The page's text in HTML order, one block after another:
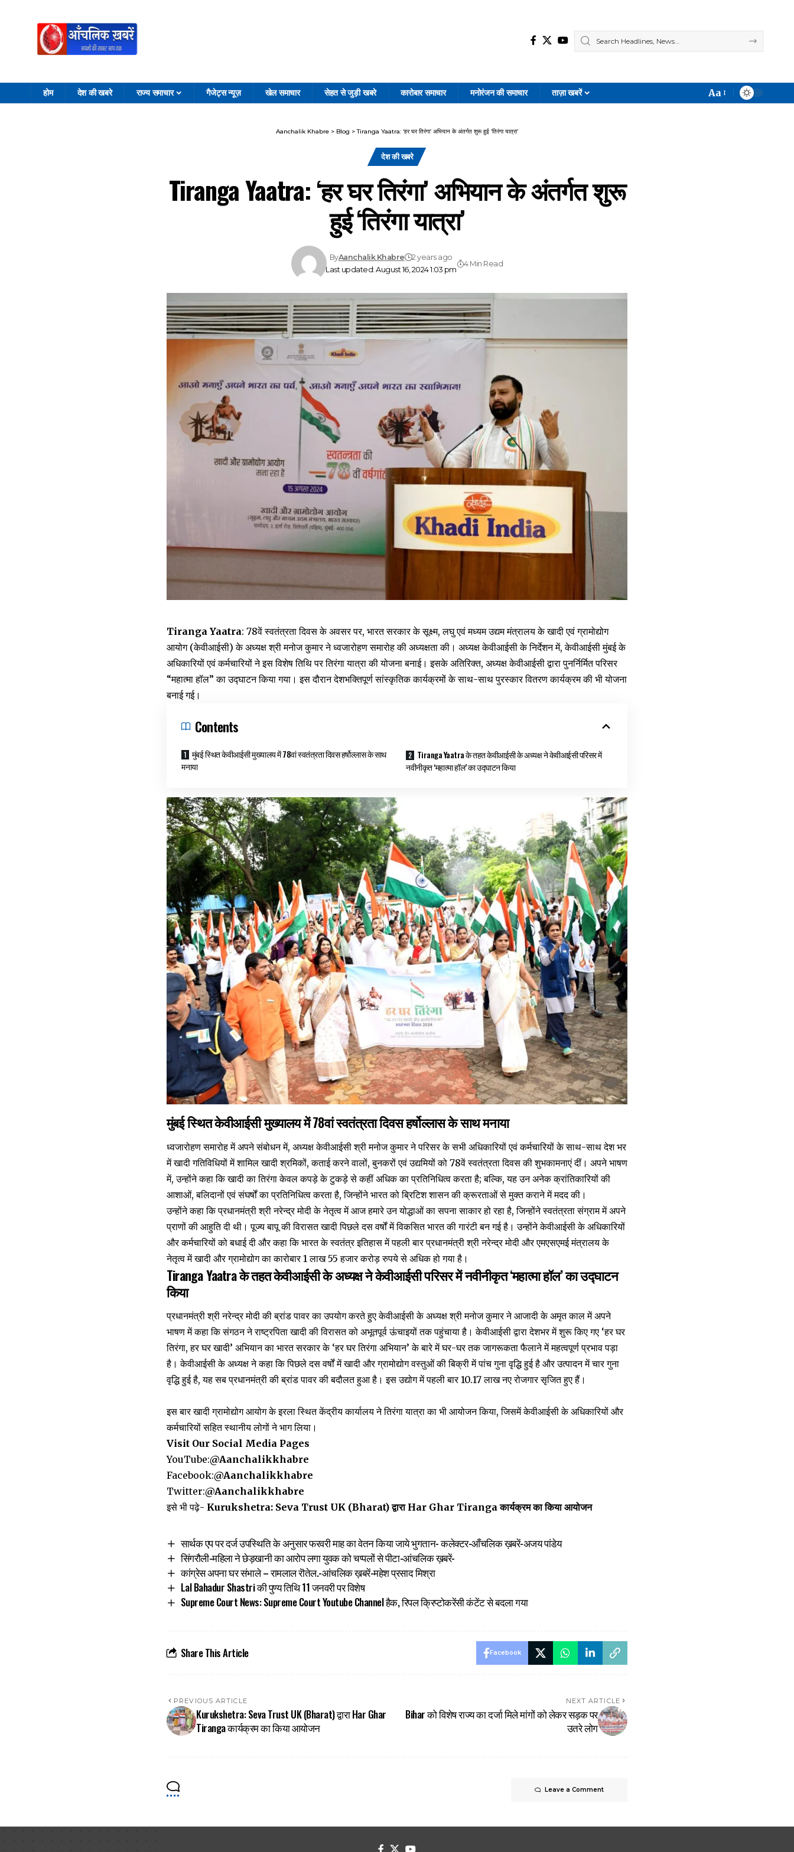
होम देश की खबरे राज्य समाचार गैजेट्स न्यूज़ खेल समाचार सेहत से जुड़ी खबरे कारोबार समाचार मनोरंजन की समाचार ताज़ा खबरें
Font
Aa
Aanchalik Khabre > Blog >Tiranga Yaatra: ‘हर घर तिरंगा’ अभियान के अंतर्गत शुरू हुई ‘तिरंगा यात्रा’
देश की खबरे
Tiranga Yaatra: ‘हर घर तिरंगा’ अभियान के अंतर्गत शुरू
हुई ‘तिरंगा यात्रा’
Last updated: August 16, 2024 1:03 pm
ByAanchalik Khabre 2 years ago
4 Min Read
Tiranga Yaatra: 78वें स्वतंत्रता दिवस के अवसर पर, भारत सरकार के सूक्ष्म, लघु एवं मध्यम उद्यम मंत्रालय के खादी एवं ग्रामोद्योग
आयोग (केवीआईसी) के अध्यक्ष श्री मनोज कुमार ने ध्वजारोहण समारोह की अध्यक्षता की। अध्यक्ष केवीआईसी के निर्देशन में, केवीआईसी मुंबई के
अधिकारियों एवं कर्मचारियों ने इस विशेष तिथि पर तिरंगा यात्रा की योजना बनाई। इसके अतिरिक्त, अध्यक्ष केवीआईसी द्वारा पुनर्निर्मित परिसर
“महात्मा हॉल” का उद्घाटन किया गया। इस दौरान देशभक्तिपूर्ण सांस्कृतिक कार्यक्रमों के साथ-साथ पुरस्कार वितरण कार्यक्रम की भी योजना
बनाई गई।
Contents
मुंबई स्थित केवीआईसी मुख्यालय में 78वां स्वतंत्रता दिवस हर्षोल्लास के साथ
मनाया
Tiranga Yaatra के तहत केवीआईसी के अध्यक्ष ने केवीआईसी परिसर में
नवीनीकृत ‘महात्मा हॉल’ का उद्घाटन किया
मुंबई स्थित केवीआईसी मुख्यालय में 78वां स्वतंत्रता दिवस हर्षोल्लास के साथ मनाया
ध्वजारोहण समारोह में अपने संबोधन में, अध्यक्ष केवीआईसी श्री मनोज कुमार ने परिसर के सभी अधिकारियों एवं कर्मचारियों के साथ-साथ देश भर
में खादी गतिविधियों में शामिल खादी श्रमिकों, कताई करने वालों, बुनकरों एवं उद्यमियों को 78वें स्वतंत्रता दिवस की शुभकामनाएं दीं। अपने भाषण
में, उन्होंने कहा कि खादी का तिरंगा केवल कपड़े के टुकड़े से कहीं अधिक का प्रतिनिधित्व करता है; बल्कि, यह उन अनेक क्रांतिकारियों की
आशाओं, बलिदानों एवं संघर्षों का प्रतिनिधित्व करता है, जिन्होंने भारत को ब्रिटिश शासन की क्रूरताओं से मुक्त कराने में मदद की।
उन्होंने कहा कि प्रधानमंत्री श्री नरेन्द्र मोदी के नेतृत्व में आज हमारे उन योद्धाओं का सपना साकार हो रहा है, जिन्होंने स्वतंत्रता संग्राम में अपने
प्राणों की आहुति दी थी। पूज्य बापू की विरासत खादी पिछले दस वर्षों में विकसित भारत की गारंटी बन गई है। उन्होंने केवीआईसी के अधिकारियों
और कर्मचारियों को बधाई दी और कहा कि भारत के स्वतंत्र इतिहास में पहली बार प्रधानमंत्री श्री नरेन्द्र मोदी और एमएसएमई मंत्रालय के
नेतृत्व में खादी और ग्रामोद्योग का कारोबार 1 लाख 55 हजार करोड़ रुपये से अधिक हो गया है।
Tiranga Yaatra के तहत केवीआईसी के अध्यक्ष ने केवीआईसी परिसर में नवीनीकृत ‘महात्मा हॉल’ का उद्घाटन
किया
प्रधानमंत्री श्री नरेन्द्र मोदी की ब्रांड पावर का उपयोग करते हुए केवीआईसी के अध्यक्ष श्री मनोज कुमार ने आजादी के अमृत काल में अपने
भाषण में कहा कि संगठन ने राष्ट्रपिता खादी की विरासत को अभूतपूर्व ऊंचाइयों तक पहुंचाया है। केवीआईसी द्वारा देशभर में शुरू किए गए ‘हर घर
तिरंगा, हर घर खादी’ अभियान का भारत सरकार के ‘हर घर तिरंगा अभियान’ के बारे में घर-घर तक जागरूकता फैलाने में महत्वपूर्ण प्रभाव पड़ा
है। केवीआईसी के अध्यक्ष ने कहा कि पिछले दस वर्षों में खादी और ग्रामोद्योग वस्तुओं की बिक्री में पांच गुना वृद्धि हुई है और उत्पादन में चार गुना
वृद्धि हुई है, यह सब प्रधानमंत्री की ब्रांड पावर की बदौलत हुआ है। इस उद्योग में पहली बार 10.17 लाख नए रोजगार सृजित हुए हैं।
इस बार खादी ग्रामोद्योग आयोग के इरला स्थित केंद्रीय कार्यालय ने तिरंगा यात्रा का भी आयोजन किया, जिसमें केवीआईसी के अधिकारियों और
कर्मचारियों सहित स्थानीय लोगों ने भाग लिया।
Visit Our Social Media Pages
YouTube:@Aanchalikkhabre
Facebook:@Aanchalikkhabre
Twitter:@Aanchalikkhabre
इसे भी पढ़े- Kurukshetra: Seva Trust UK (Bharat) द्वारा Har Ghar Tiranga कार्यक्रम का किया आयोजन
सार्थक एप पर दर्ज उपस्थिति के अनुसार फरवरी माह का वेतन किया जाये भुगतान- कलेक्टर-आँचलिक ख़बरें-अजय पांडेय
सिंगरौली-महिला ने छेड़खानी का आरोप लगा युवक को चप्पलों से पीटा-आंचलिक ख़बरें-
कांग्रेस अपना घर संभाले – रामलाल रॊतेल.-आंचलिक ख़बरें-महेश प्रसाद मिश्रा
Lal Bahadur Shastri की पुण्य तिथि 11 जनवरी पर विशेष
Supreme Court News: Supreme Court Youtube Channel हैक, रिपल क्रिप्टोकरेंसी कंटेंट से बदला गया
Share This Article Facebook
PREVIOUS ARTICLE
Kurukshetra: Seva Trust UK (Bharat) द्वारा Har Ghar
Tiranga कार्यक्रम का किया आयोजन
NEXT ARTICLE
Bihar को विशेष राज्य का दर्जा मिले मांगों को लेकर सड़क पर
उतरे लोग
Leave a Comment